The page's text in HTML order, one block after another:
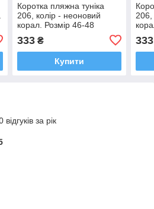
Коротка пляжна туніка
206, колір - неоновий
корал. Розмір 46-48
333₴
Купити
206,
333
за рік